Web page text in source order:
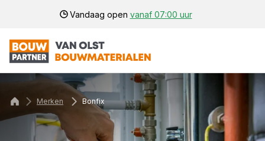
Vandaag open vanaf 07:00 uur
Merken Bonfix